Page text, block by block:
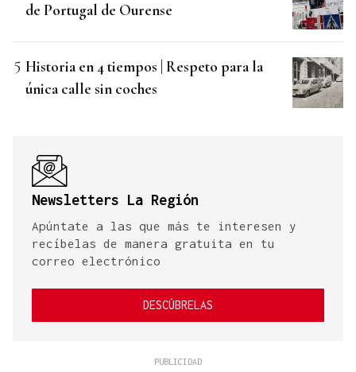
de Portugal de Ourense
Historia en 4 tiempos | Respeto para la
única calle sin coches
Newsletters La Región
Apúntate a las que más te interesen y
recíbelas de manera gratuita en tu
correo electrónico
DESCÚBRELAS